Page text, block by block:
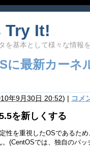
Try It!
を基本として様々な情報
に最新カーネ
年9月30日 20:52) | コメ
を新しくする
性を重視したOSであるた
。(CentOSでは、独自のパ